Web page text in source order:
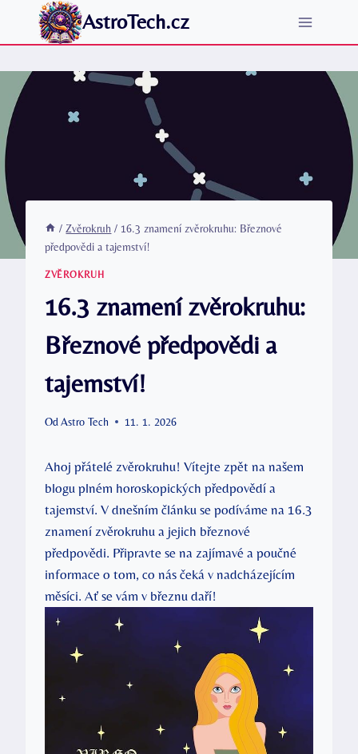
Přeskočit
AstroTech.cz
/ Zvěrokruh / 16.3 znamení zvěrokruhu: Březnové
předpovědi a tajemství!
ZVĚROKRUH
16.3 znamení zvěrokruhu:
Březnové předpovědi a
tajemství!
Od Astro Tech 11. 1. 2026
Ahoj přátelé zvěrokruhu! Vítejte zpět na našem
blogu plném horoskopických předpovědí a
tajemství. V dnešním článku se podíváme na 16.3
znamení zvěrokruhu a jejich březnové
předpovědi. Připravte se na zajímavé a poučné
informace o tom, co nás čeká v nadcházejícím
měsíci. Ať se vám v březnu daří!